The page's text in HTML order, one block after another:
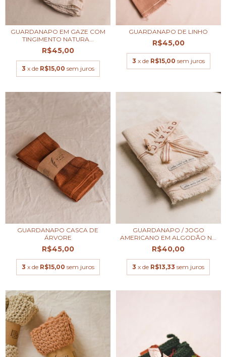
GUARDANAPO EM GAZE COM
TINGIMENTO NATURA...
R$45,00
3 x de R$15,00 sem juros
GUARDANAPO DE LINHO
R$45,00
3 x de R$15,00 sem juros
GUARDANAPO CASCA DE
ÁRVORE
R$45,00
3 x de R$15,00 sem juros
GUARDANAPO / JOGO
AMERICANO EM ALGODÃO N...
R$40,00
3 x de R$13,33 sem juros